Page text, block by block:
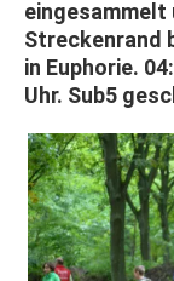
eingesammelt
Streckenrand
in Euphorie.
Uhr. Sub5